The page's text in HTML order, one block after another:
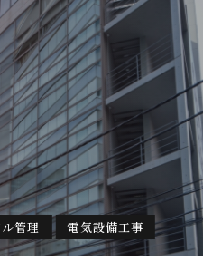
管理 電気設備工事